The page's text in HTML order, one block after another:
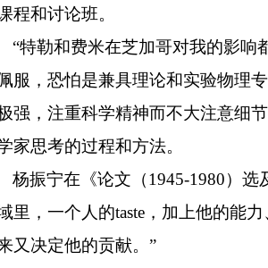
程和讨论班。
“特勒和费米在芝加哥对我的影响
服，恐怕是兼具理论和实验物理
强，注重科学精神而不大注意细
家思考的过程和方法。
杨振宁在《论文（1945-1980）
里，一个人的taste，加上他的能
又决定他的贡献。”